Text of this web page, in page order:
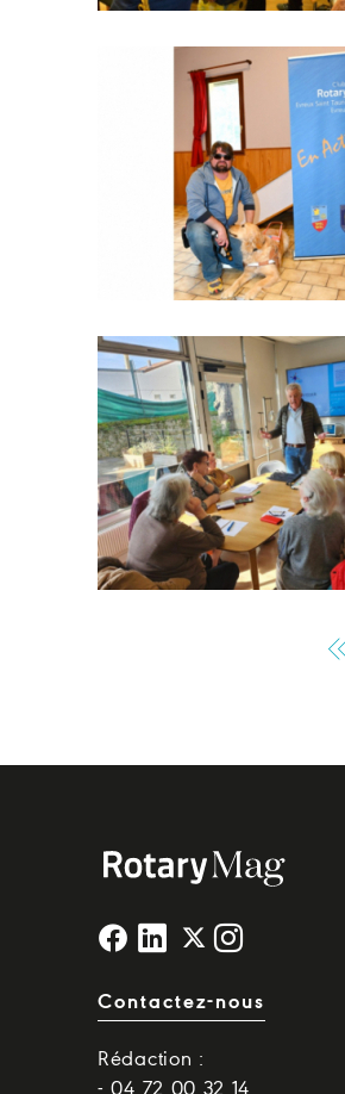
Contactez-nous
Rédaction :